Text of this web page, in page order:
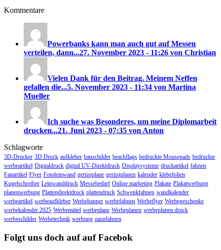
Kommentare
Powerbanks kann man auch gut auf Messen
verteilen, dann...27. November 2023 - 11:26 von Christian
Vielen Dank für den Beitrag. Meinem Neffen
gefallen die...5. November 2023 - 11:34 von Martina
Mueller
Ich suche was Besonderes, um meine Diplomarbeit
drucken...21. Juni 2023 - 07:35 von Anton
Schlagworte
3D-Drucker 3D Druck aufkleber bauschilder beachflags bedruckte Mousepads bedruckte
werbeartikel Digitaldruck digital UV-Direktdruck Displaysysteme druckartikel fahnen
Fanartikel Flyer Fotoleinwand gerüstplane gerüstplanen kalender klebefolien
Kugelschreiber Leinwanddruck Messebedarf Online marketing Plakate Plakatwerbung
planenwerbung Plattendirektdruck plattendruck Schwenkfahnen wandkalender
werbeartikel werbeaufkleber Werbebanner werbefahnen Werbeflyer Werbegeschenke
werbekalender 2025 Werbemittel werbeplane Werbeplanen werbeplanen druck
werbeschilder Werbetechnik werbung zaunfahnen
Folgt uns doch auf auf Facebok